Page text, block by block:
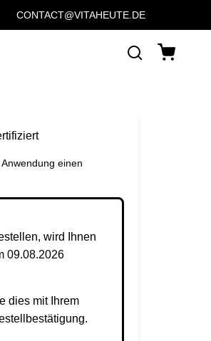
CONTACT@VITAHEUTE.DE
einen
wird Ihnen
09.08.2026
dies mit Ihrem